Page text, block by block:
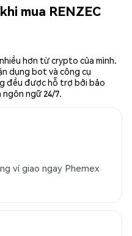
mua RENZEC
hơn từ crypto của mình.
dụng bot và công cụ
đều được hỗ trợ bởi bảo
ngữ 24/7.
ví giao ngay Phemex